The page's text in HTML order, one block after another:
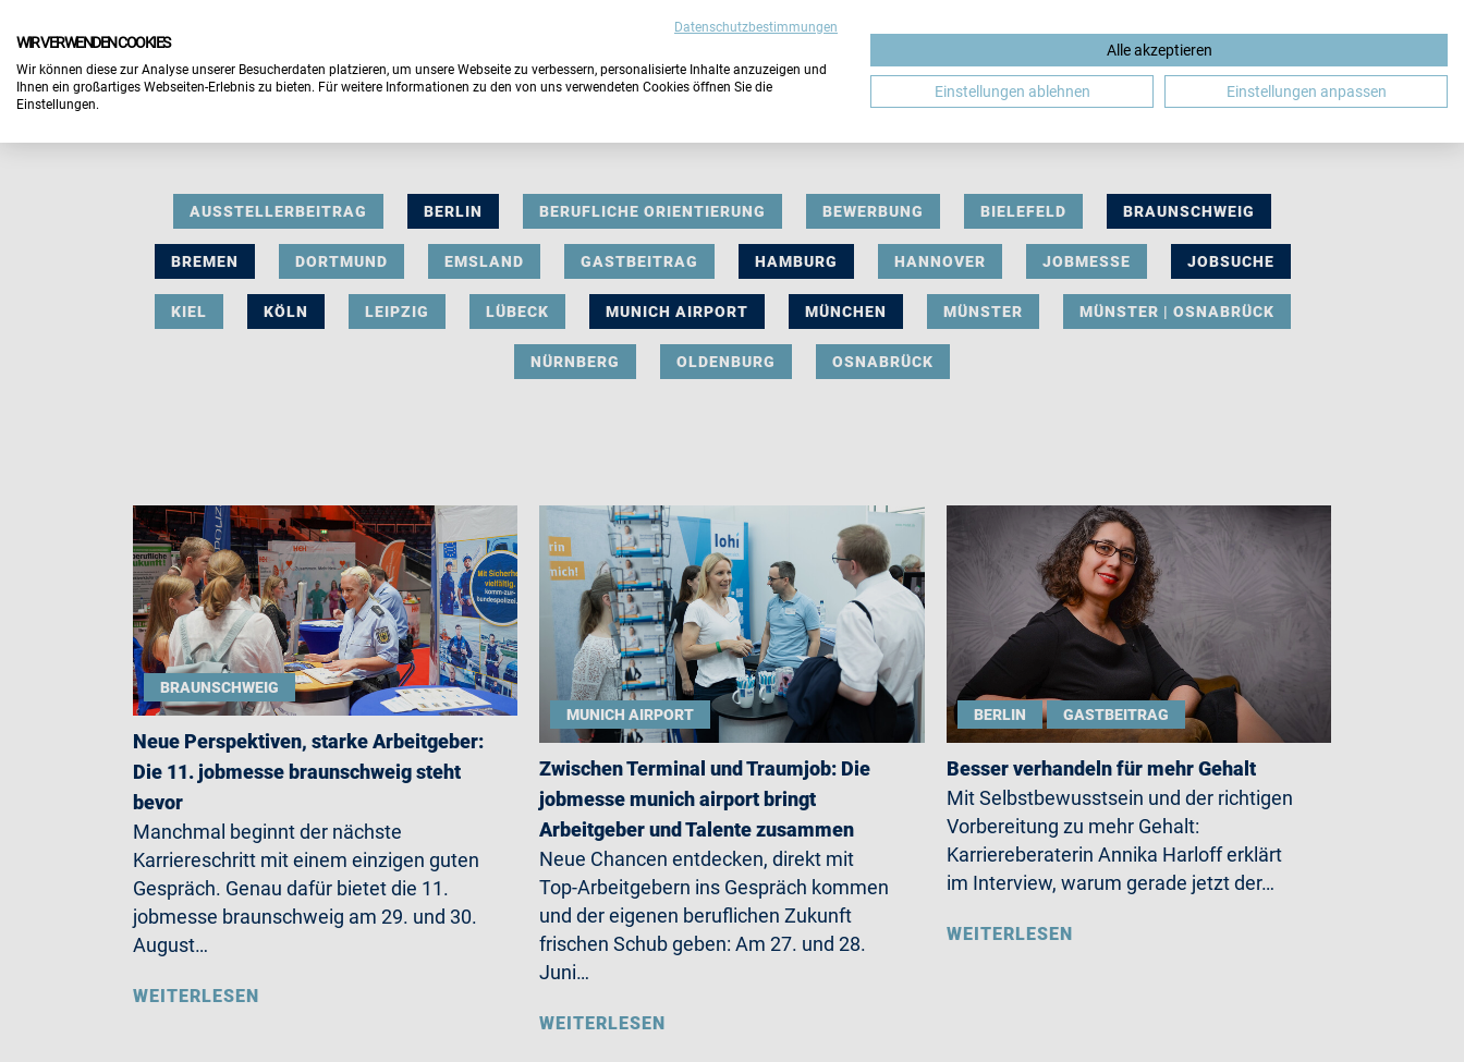
DE
AUSSTELLERBEITRAG BERLIN BERUFLICHE ORIENTIERUNG BEWERBUNG BIELEFELD BRAUNSCHWEIG
BREMEN DORTMUND EMSLAND GASTBEITRAG HAMBURG HANNOVER JOBMESSE JOBSUCHE
KIEL KÖLN LEIPZIG LÜBECK MUNICH AIRPORT MÜNCHEN MÜNSTER MÜNSTER | OSNABRÜCK
NÜRNBERG OLDENBURG OSNABRÜCK
BRAUNSCHWEIG
Neue Perspektiven, starke Arbeitgeber:
Die 11. jobmesse braunschweig steht
bevor
Manchmal beginnt der nächste
Karriereschritt mit einem einzigen guten
Gespräch. Genau dafür bietet die 11.
jobmesse braunschweig am 29. und 30.
August…
WEITERLESEN
MUNICH AIRPORT
Zwischen Terminal und Traumjob: Die
jobmesse munich airport bringt
Arbeitgeber und Talente zusammen
Neue Chancen entdecken, direkt mit
Top-Arbeitgebern ins Gespräch kommen
und der eigenen beruflichen Zukunft
frischen Schub geben: Am 27. und 28.
Juni…
WEITERLESEN
BERLIN GASTBEITRAG
Besser verhandeln für mehr Gehalt
Mit Selbstbewusstsein und der richtigen
Vorbereitung zu mehr Gehalt:
Karriereberaterin Annika Harloff erklärt
im Interview, warum gerade jetzt der…
WEITERLESEN
Datenschutzbestimmungen
WIR VERWENDEN COOKIES
Wir können diese zur Analyse unserer Besucherdaten platzieren, um unsere Webseite zu verbessern, personalisierte Inhalte anzuzeigen und
Ihnen ein großartiges Webseiten-Erlebnis zu bieten. Für weitere Informationen zu den von uns verwendeten Cookies öffnen Sie die
Einstellungen.
Alle akzeptieren
Einstellungen ablehnen Einstellungen anpassen